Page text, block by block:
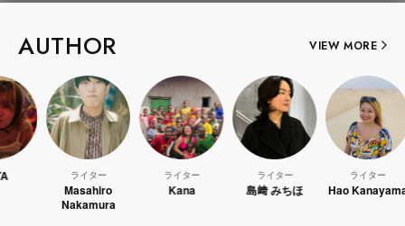
AUTHOR VIEW MORE
Nakamura
島﨑 みちほ Hao Kanayama